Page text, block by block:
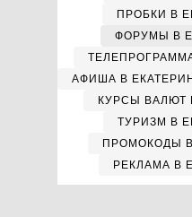
ПРОБКИ В
ФОРУМЫ В
АФИША В
КУРСЫ ВАЛЮТ
ТУРИЗМ В
ПРОМОКОДЫ
РЕКЛАМА В